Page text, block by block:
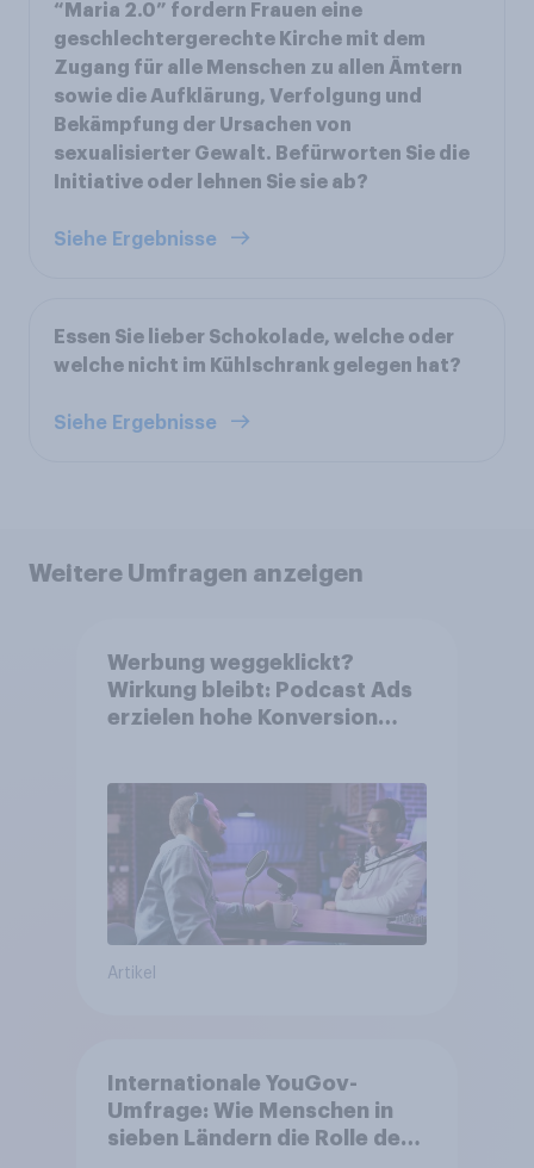
“Maria 2.0” fordern Frauen eine
geschlechtergerechte Kirche mit dem
Zugang für alle Menschen zu allen Ämtern
sowie die Aufklärung, Verfolgung und
Bekämpfung der Ursachen von
sexualisierter Gewalt. Befürworten Sie die
Initiative oder lehnen Sie sie ab?
Siehe Ergebnisse
Essen Sie lieber Schokolade, welche oder
welche nicht im Kühlschrank gelegen hat?
Siehe Ergebnisse
Weitere Umfragen anzeigen
Werbung weggeklickt?
Wirkung bleibt: Podcast Ads
erzielen hohe Konversion
Artikel
Internationale YouGov-
Umfrage: Wie Menschen in
sieben Ländern die Rolle der